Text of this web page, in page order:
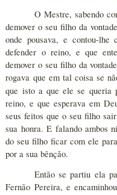
O Mestre, sabendo
demover o seu filho da
onde pousava, e contou-
defender o reino, e que
demover o seu filho da
rogava que em tal coisa se
que isto a que ele se queria
reino, e que esperava em
seus feitos que o seu filho
sua honra. E falando ambos
do seu filho ficar com ele
por a sua bênção.
Então se partiu ela
Fernão Pereira, e